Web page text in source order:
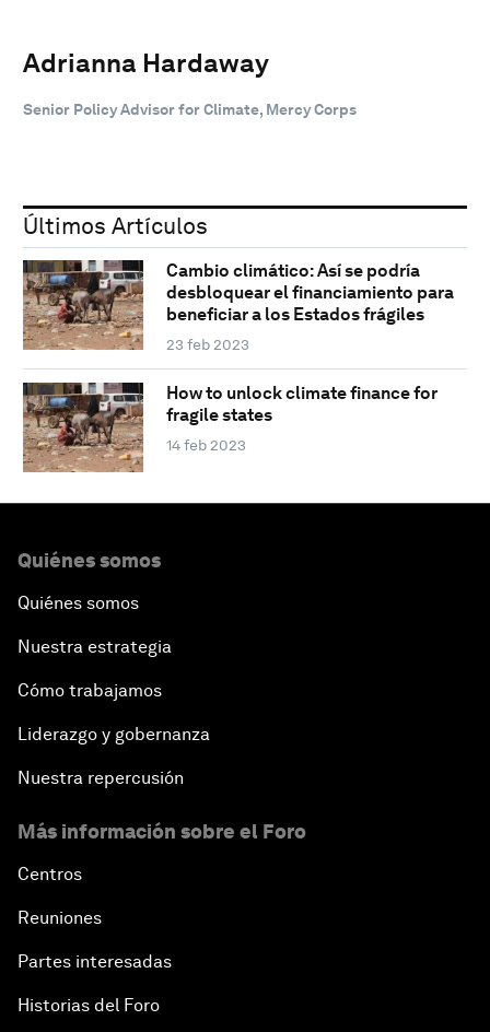
Adrianna Hardaway
Senior Policy Advisor for Climate, Mercy Corps
Últimos Artículos
Cambio climático: Así se podría
desbloquear el financiamiento para
beneficiar a los Estados frágiles
23 feb 2023
How to unlock climate finance for
fragile states
14 feb 2023
Quiénes somos
Quiénes somos
Nuestra estrategia
Cómo trabajamos
Liderazgo y gobernanza
Nuestra repercusión
Más información sobre el Foro
Centros
Reuniones
Partes interesadas
Historias del Foro